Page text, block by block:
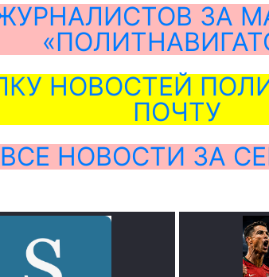
ЗА
НОВОСТЕЙ
ПОЧТУ
ВСЕ НОВОСТИ ЗА